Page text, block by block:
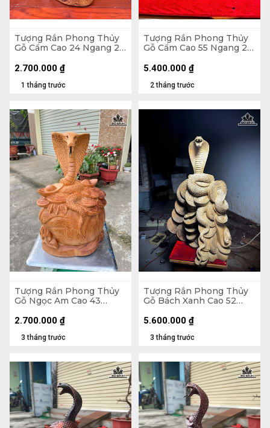
Tượng Rắn Phong Thủy
Gỗ Cẩm Cao 24 Ngang 23
1 tháng trước
2.700.000 ₫
Tượng Rắn Phong Thủy
Gỗ Cẩm Cao 55 Ngang 26
2 tháng trước
5.400.000 ₫
Tượng Rắn Phong Thủy
Gỗ Ngọc Am Cao 43
3 tháng trước
2.700.000 ₫
Tượng Rắn Phong Thủy
Gỗ Bách Xanh Cao 52
3 tháng trước
5.600.000 ₫